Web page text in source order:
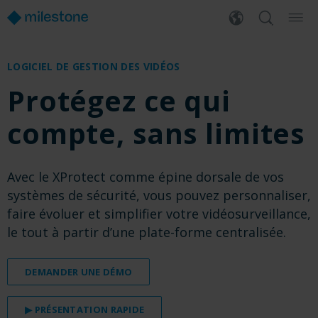
LOGICIEL DE GESTION DES VIDÉOS
Protégez ce qui
compte, sans limites
Avec le XProtect comme épine dorsale de vos
systèmes de sécurité, vous pouvez personnaliser,
faire évoluer et simplifier votre vidéosurveillance,
le tout à partir d’une plate-forme centralisée.
DEMANDER UNE DÉMO
▶ PRÉSENTATION RAPIDE